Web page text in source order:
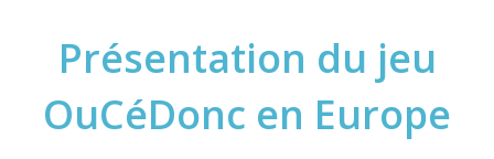
Présentation du jeu
OuCéDonc en Europe